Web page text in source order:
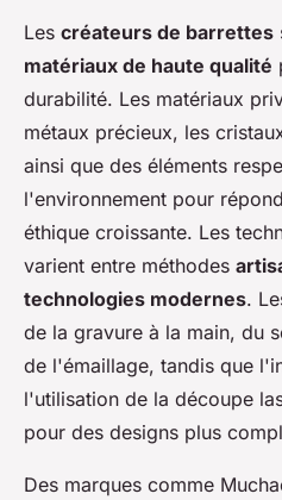
Les créateurs de barrettes
matériaux de haute qualité
durabilité. Les matériaux
métaux précieux, les
ainsi que des éléments
l'environnement pour
éthique croissante. Les
varient entre méthodes
technologies modernes.
de la gravure à la main, du
de l'émaillage, tandis que
l'utilisation de la découpe
pour des designs plus
Des marques comme